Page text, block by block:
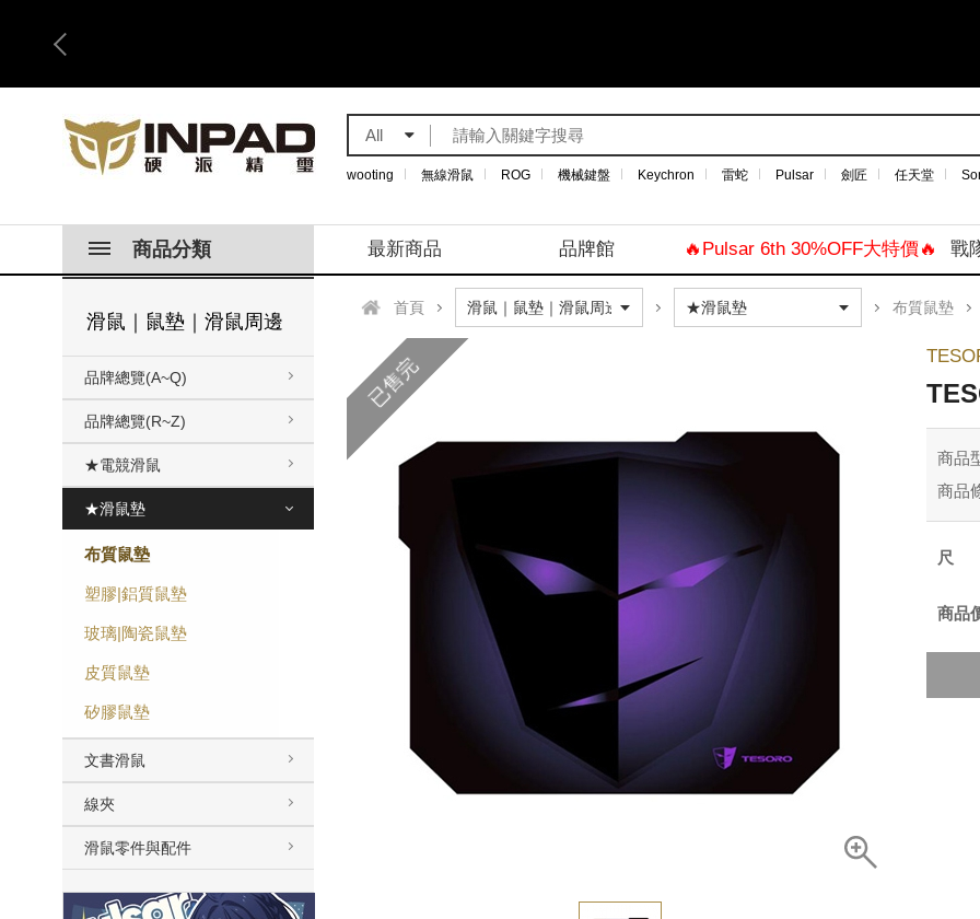
All
wooting 無線滑鼠 ROG 機械鍵盤 Keychron 雷蛇 Pulsar 劍匠 任天堂
商品分類 最新商品 品牌館 🔥Pulsar 6th 30%OFF大特價🔥 戰
滑鼠｜鼠墊｜滑鼠周邊
品牌總覽(A~Q)
品牌總覽(R~Z)
★電競滑鼠
★滑鼠墊
布質鼠墊
塑膠|鋁質鼠墊
玻璃|陶瓷鼠墊
皮質鼠墊
矽膠鼠墊
文書滑鼠
線夾
滑鼠零件與配件
首頁 布質鼠墊
已售完
商品
商品
商品